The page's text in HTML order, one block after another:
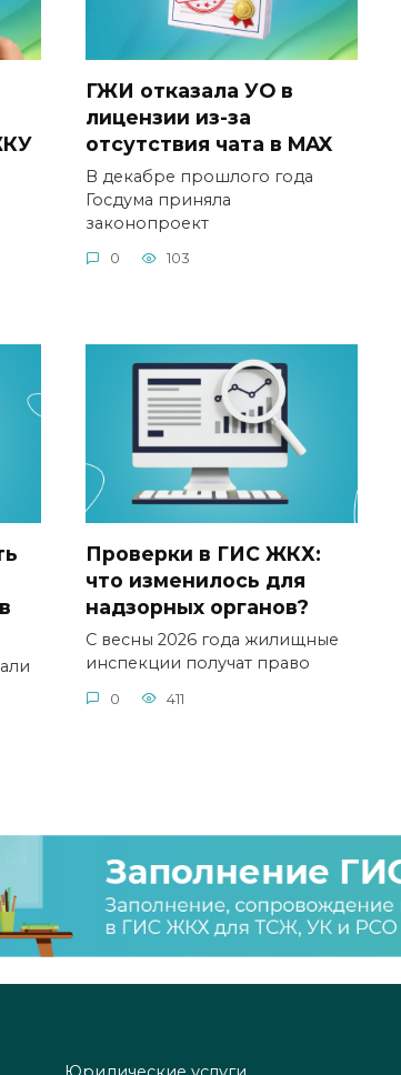
ГЖИ отказала УО в
лицензии из-за
отсутствия чата в MAX
В декабре прошлого года
Госдума приняла
законопроект
0 103
Проверки в ГИС ЖКХ:
что изменилось для
надзорных органов?
С весны 2026 года жилищные
инспекции получат право
0 411